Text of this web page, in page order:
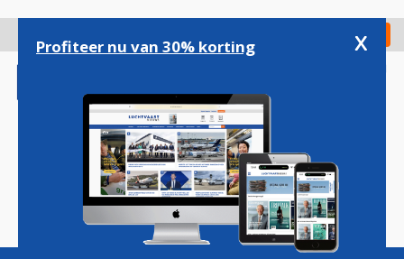
gaan
Check in
Magazine Podcasts Vacatures
Profiteer nu van 30% korting x